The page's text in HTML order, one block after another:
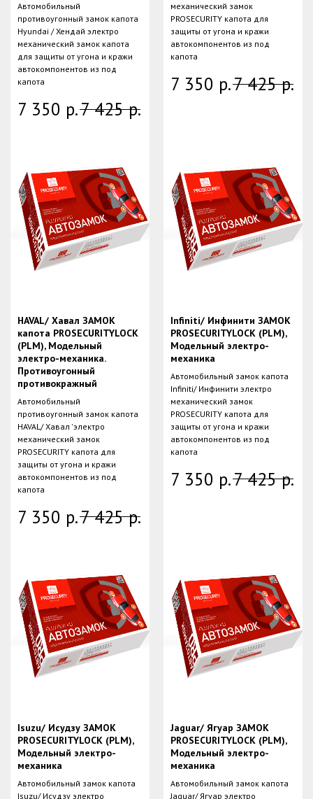
Автомобильный
противоугонный замок капота
Hyundai / Хендай электро
механический замок капота
для защиты от угона и кражи
автокомпонентов из под
капота
7 350 р.7 425 р.
механический замок
PROSECURITY капота для
защиты от угона и кражи
автокомпонентов из под
капота
7 350 р.7 425 р.
HAVAL/ Хавал ЗАМОК
капота PROSECURITYLOCK
(PLM), Модельный
электро-механика.
Противоугонный
противокражный
Автомобильный
противоугонный замок капота
HAVAL/ Хавал 'электро
механический замок
PROSECURITY капота для
защиты от угона и кражи
автокомпонентов из под
капота
7 350 р.7 425 р.
Infiniti/ Инфинити ЗАМОК
PROSECURITYLOCK (PLM),
Модельный электро-
механика
Автомобильный замок капота
Infiniti/ Инфинити электро
механический замок
PROSECURITY капота для
защиты от угона и кражи
автокомпонентов из под
капота
7 350 р.7 425 р.
Isuzu/ Исудзу ЗАМОК
PROSECURITYLOCK (PLM),
Модельный электро-
механика
Автомобильный замок капота
Isuzu/ Исудзу электро
Jaguar/ Ягуар ЗАМОК
PROSECURITYLOCK (PLM),
Модельный электро-
механика
Автомобильный замок капота
Jaguar/ Ягуар электро